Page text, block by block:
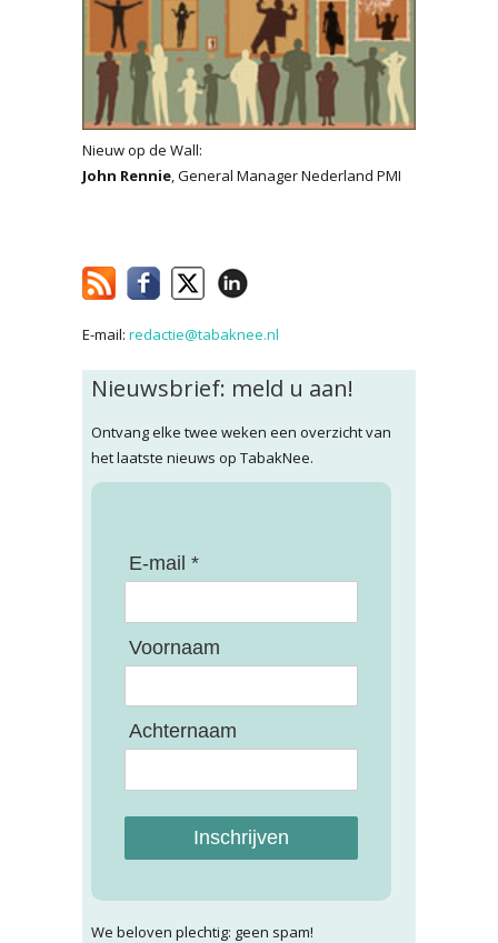
Nieuw op de Wall:
John Rennie, General Manager Nederland PMI
E-mail: redactie@tabaknee.nl
Nieuwsbrief: meld u aan!
Ontvang elke twee weken een overzicht van
het laatste nieuws op TabakNee.
E-mail *
Voornaam
Achternaam
Inschrijven
We beloven plechtig: geen spam!